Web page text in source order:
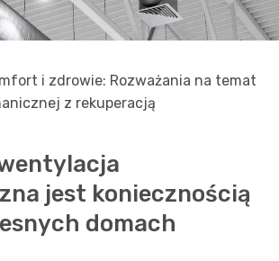
i zdrowie: Rozważania na temat
z rekuperacją
jest koniecznością
domach